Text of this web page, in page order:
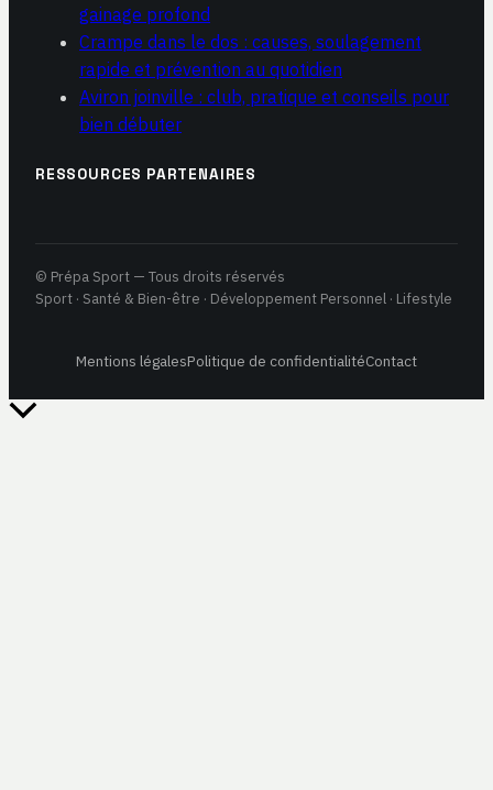
gainage profond
Crampe dans le dos : causes, soulagement
rapide et prévention au quotidien
Aviron joinville : club, pratique et conseils pour
bien débuter
RESSOURCES PARTENAIRES
© Prépa Sport — Tous droits réservés
Sport · Santé & Bien-être · Développement Personnel · Lifestyle
Mentions légalesPolitique de confidentialitéContact